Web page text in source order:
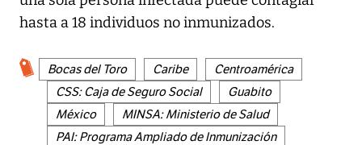
hasta a 18 individuos no inmunizados.
Bocas del Toro Caribe
Centroamérica
CSS: Caja de Seguro Social
Guabito
México
MINSA: Ministerio de Salud
PAI: Programa Ampliado de Inmunización